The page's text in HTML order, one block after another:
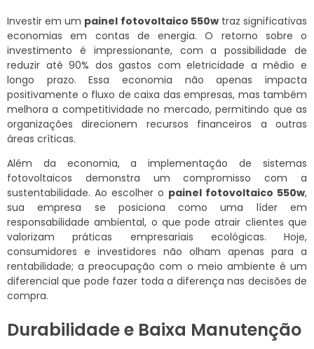
Investir em um painel fotovoltaico 550wtraz significativas
economias em contas de energia. O retorno sobre o
investimento é impressionante, com a possibilidade de
reduzir até 90% dos gastos com eletricidade a médio e
longo prazo. Essa economia não apenas impacta
positivamente o fluxo de caixa das empresas, mas também
melhora a competitividade no mercado, permitindo que as
organizações direcionem recursos financeiros a outras
áreas críticas.
Além da economia, a implementação de sistemas
fotovoltaicos demonstra um compromisso com a
sustentabilidade. Ao escolher o painel fotovoltaico 550w,
sua empresa se posiciona como uma líder em
responsabilidade ambiental, o que pode atrair clientes que
valorizam práticas empresariais ecológicas. Hoje,
consumidores e investidores não olham apenas para a
rentabilidade; a preocupação com o meio ambiente é um
diferencial que pode fazer toda a diferença nas decisões de
compra.
Durabilidade e Baixa Manutenção